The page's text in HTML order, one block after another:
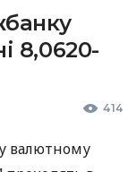
8,0620-
414
валютному